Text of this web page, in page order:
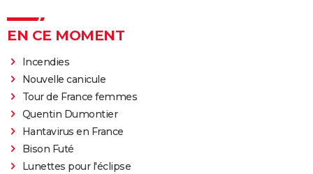
EN CE MOMENT
Incendies
Nouvelle canicule
Tour de France femmes
Quentin Dumontier
Hantavirus en France
Bison Futé
Lunettes pour l'éclipse